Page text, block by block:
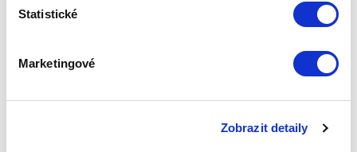
Statistické
Marketingové
Zobrazit detaily
polarizovaného světla
zlepšují vaši celkovou náladu.
Brýle Hyperlight Eyewear jsou vybavené unikátní
patentovanou fulerenovou čočkou, která upravuje
škodlivé vlnové délky světla na oku přirozené a zdravé
Zpomalují nástup šedého zákalu.
Chrání vaše oči před škodlivým modrým LED